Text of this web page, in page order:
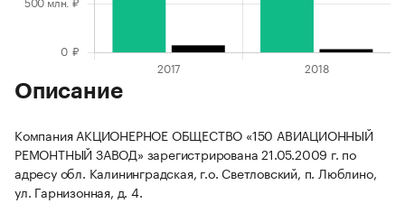
Описание
Компания АКЦИОНЕРНОЕ ОБЩЕСТВО «150 АВИАЦИОННЫЙ
РЕМОНТНЫЙ ЗАВОД» зарегистрирована 21.05.2009 г. по
адресу обл. Калининградская, г.о. Светловский, п. Люблино,
ул. Гарнизонная, д. 4.